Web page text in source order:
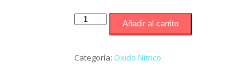
150
Añadir al carrito
Categoría: Oxido Nitrico